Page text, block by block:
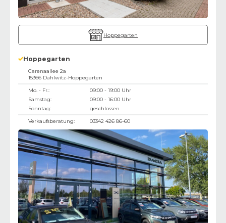
Hoppegarten
Hoppegarten
Carenaallee 2a
15366 Dahlwitz-Hoppegarten
Mo. - Fr.:
09:00 - 19:00 Uhr
Samstag:
09:00 - 16:00 Uhr
Sonntag:
geschlossen
Verkaufsberatung:
03342 426 86-60